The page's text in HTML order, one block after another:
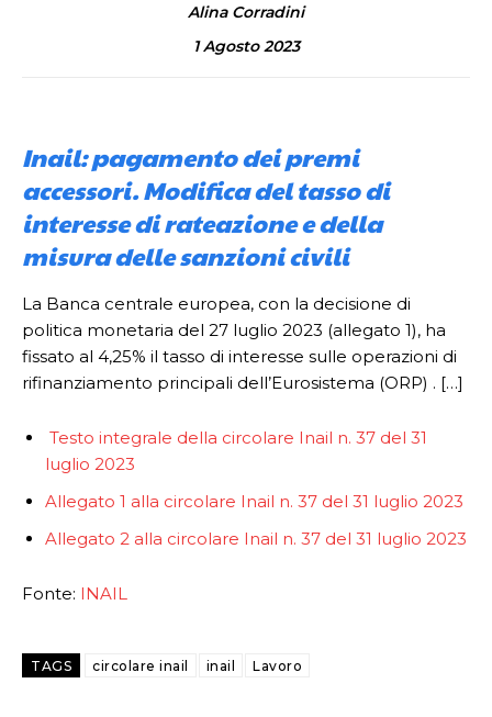
Alina Corradini
1 Agosto 2023
Inail: pagamento dei premi
accessori. Modifica del tasso di
interesse di rateazione e della
misura delle sanzioni civili
La Banca centrale europea, con la decisione di
politica monetaria del 27 luglio 2023 (allegato 1), ha
fissato al 4,25% il tasso di interesse sulle operazioni di
rifinanziamento principali dell’Eurosistema (ORP) . […]
Testo integrale della circolare Inail n. 37 del 31
luglio 2023
Allegato 1 alla circolare Inail n. 37 del 31 luglio 2023
Allegato 2 alla circolare Inail n. 37 del 31 luglio 2023
Fonte: INAIL
TAGS circolare inail inail Lavoro